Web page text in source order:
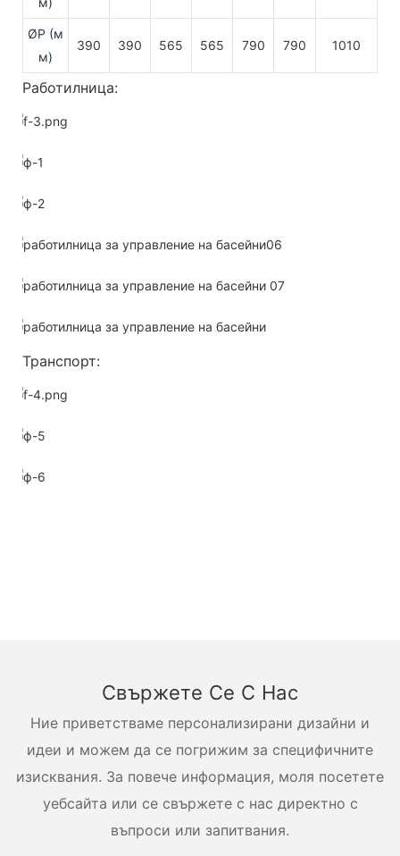
ØP (м
м)
390 390 565 565 790 790 1010
Работилница:
Транспорт:
Свържете Се С Нас
Ние приветстваме персонализирани дизайни и
идеи и можем да се погрижим за специфичните
изисквания. За повече информация, моля посетете
уебсайта или се свържете с нас директно с
въпроси или запитвания.